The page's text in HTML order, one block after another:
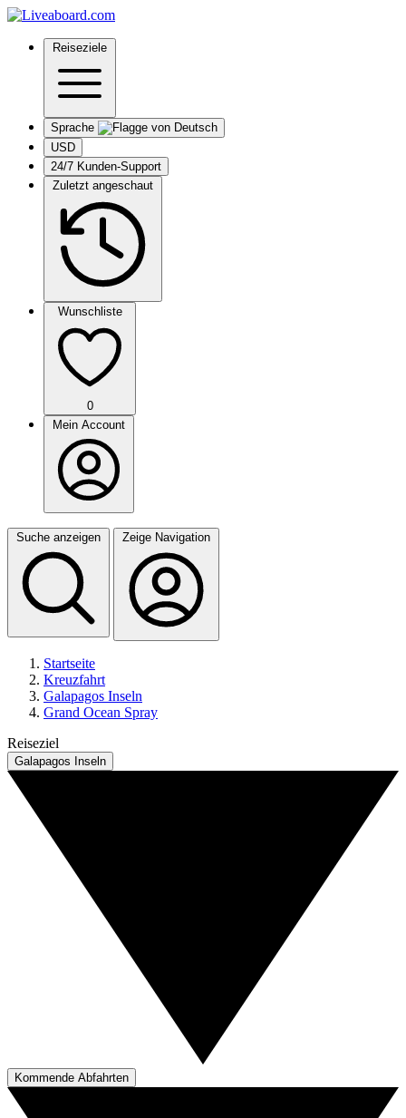
Reiseziele
Sprache
USD
24/7 Kunden-Support
Zuletzt angeschaut
Wunschliste
0
Mein Account
Suche anzeigen Zeige Navigation
Startseite
Kreuzfahrt
Galapagos Inseln
Grand Ocean Spray
Reiseziel
Galapagos Inseln
Kommende Abfahrten